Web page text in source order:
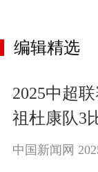
编辑精选
2025中超
祖杜康队3
中国新闻网